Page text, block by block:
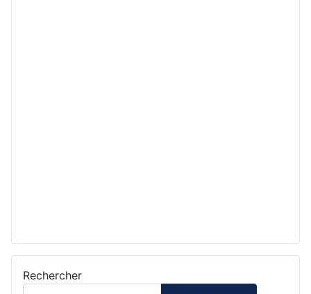
Rechercher